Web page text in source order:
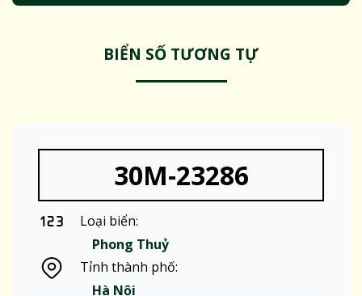
BIỂN SỐ TƯƠNG TỰ
30M-23286
Loại biển:
Phong Thuỷ
Tỉnh thành phố:
Hà Nội